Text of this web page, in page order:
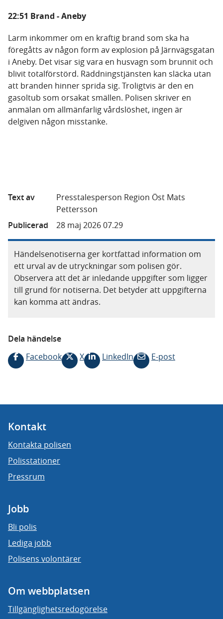
22:51 Brand - Aneby
Larm inkommer om en kraftig brand som ska ha
föregåtts av någon form av explosion på Järnvägsgatan
i Aneby. Det visar sig vara en husvagn som brunnit och
blivit totalförstörd. Räddningstjänsten kan släcka utan
att branden hinner sprida sig. Troligtvis är den en
gasoltub som orsakat smällen. Polisen skriver en
anmälan om allmänfarlig vårdslöshet, ingen är
delgiven någon misstanke.
Text av
Presstalesperson Region Öst Mats
Pettersson
Publicerad
28 maj 2026 07.29
Händelsenotiserna ger kortfattad information om
ett urval av de utryckningar som polisen gör.
Observera att det är inledande uppgifter som ligger
till grund för notiserna. Det betyder att uppgifterna
kan komma att ändras.
Dela händelse
Facebook
X LinkedIn E-post
Kontakt
Kontakta polisen
Polisstationer
Pressrum
Jobb
Bli polis
Lediga jobb
Polisens volontärer
Om webbplatsen
Tillgänglighetsredogörelse